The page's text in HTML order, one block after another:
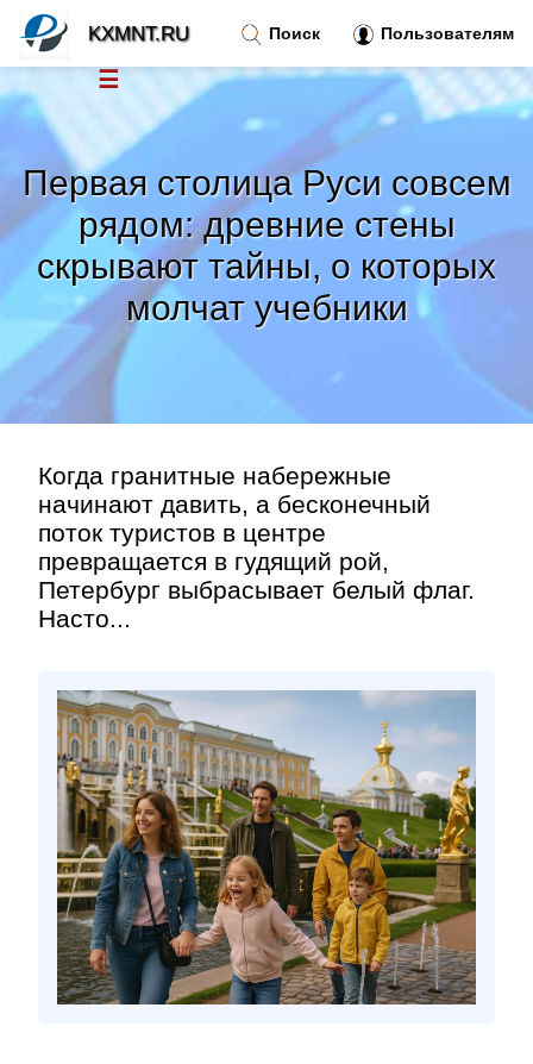
Первая столица Руси совсем
рядом: древние стены
скрывают тайны, о которых
молчат учебники
Когда гранитные набережные
начинают давить, а бесконечный
поток туристов в центре
превращается в гудящий рой,
Петербург выбрасывает белый флаг.
Насто...
Поиск Пользователям
KXMNT.RU
☰
Тренды новостей»
Рубрики»
Правила »